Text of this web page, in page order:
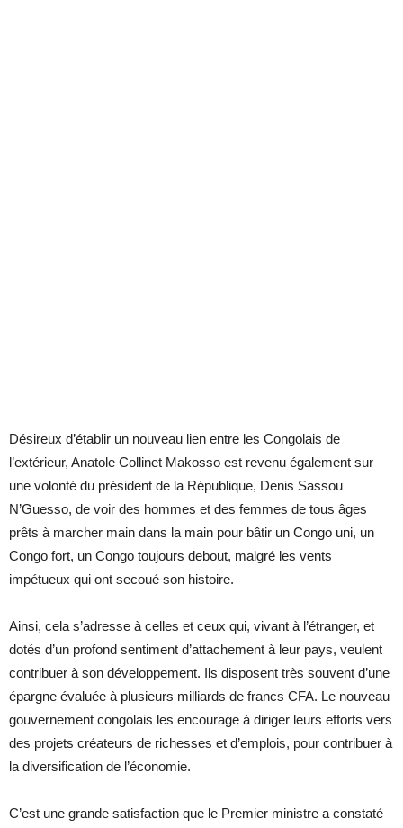
Désireux d’établir un nouveau lien entre les Congolais de
l’extérieur, Anatole Collinet Makosso est revenu également sur
une volonté du président de la République, Denis Sassou
N’Guesso, de voir des hommes et des femmes de tous âges
prêts à marcher main dans la main pour bâtir un Congo uni, un
Congo fort, un Congo toujours debout, malgré les vents
impétueux qui ont secoué son histoire.
Ainsi, cela s’adresse à celles et ceux qui, vivant à l’étranger, et
dotés d’un profond sentiment d’attachement à leur pays, veulent
contribuer à son développement. Ils disposent très souvent d’une
épargne évaluée à plusieurs milliards de francs CFA. Le nouveau
gouvernement congolais les encourage à diriger leurs efforts vers
des projets créateurs de richesses et d’emplois, pour contribuer à
la diversification de l’économie.
C’est une grande satisfaction que le Premier ministre a constaté